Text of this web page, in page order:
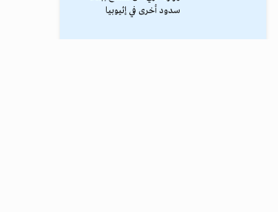
سدود أخرى في إثيوبيا